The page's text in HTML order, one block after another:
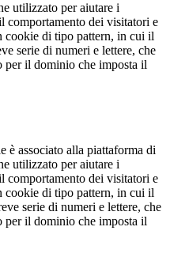
utilizzato per aiutare i
comportamento dei visitatori e
cookie di tipo pattern, in cui il
serie di numeri e lettere, che
per il dominio che imposta il
è associato alla piattaforma di
utilizzato per aiutare i
comportamento dei visitatori e
cookie di tipo pattern, in cui il
serie di numeri e lettere, che
per il dominio che imposta il